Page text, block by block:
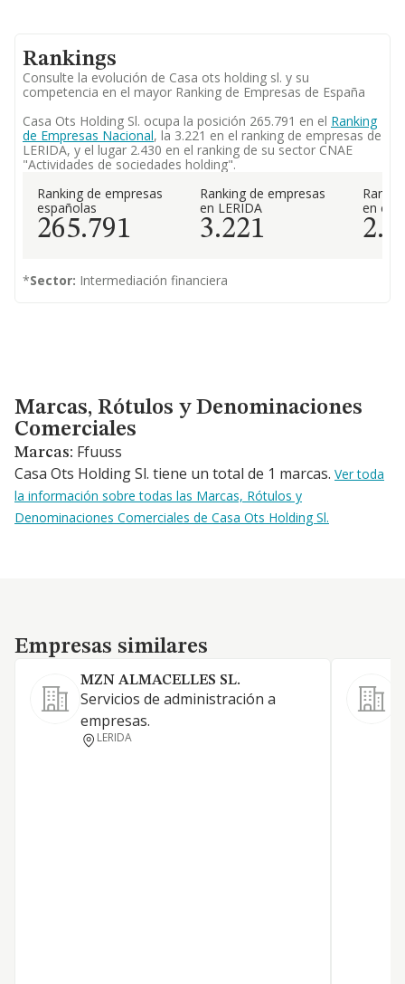
Rankings
Consulte la evolución de Casa ots holding sl. y su
competencia en el mayor Ranking de Empresas de España
Casa Ots Holding Sl. ocupa la posición 265.791 en el Ranking
de Empresas Nacional, la 3.221 en el ranking de empresas de
LERIDA, y el lugar 2.430 en el ranking de su sector CNAE
"Actividades de sociedades holding".
Ranking de empresas
españolas
265.791
Ranking de empresas
en LERIDA
3.221
en el
*Sector: Intermediación financiera
Marcas, Rótulos y Denominaciones Comerciales
Marcas, Rótulos y Denominaciones
Comerciales
Marcas: Ffuuss
Casa Ots Holding Sl. tiene un total de 1 marcas. Ver toda
la información sobre todas las Marcas, Rótulos y
Denominaciones Comerciales de Casa Ots Holding Sl.
Empresas similares
Empresas similares
MZN ALMACELLES SL.
Servicios de administración a
empresas.
LERIDA